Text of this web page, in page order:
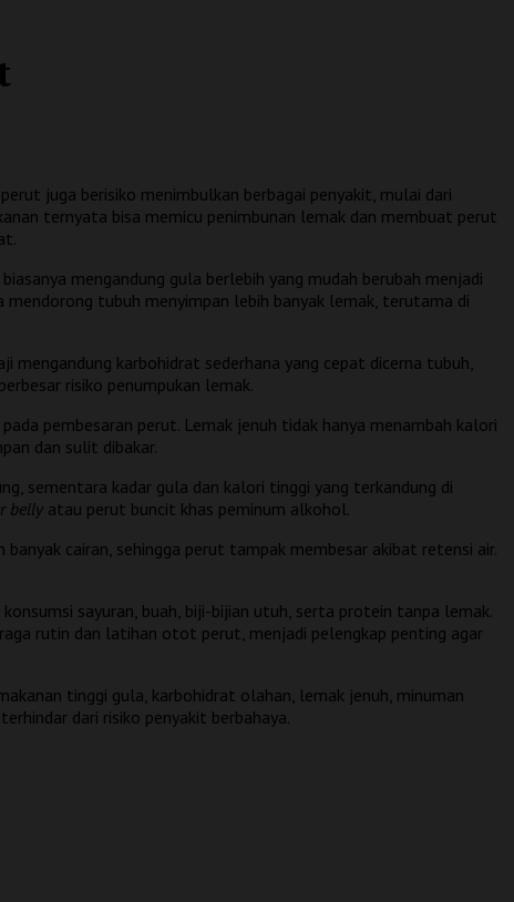
juga berisiko menimbulkan berbagai penyakit, mulai dari
ternyata bisa memicu penimbunan lemak dan membuat perut
mengandung gula berlebih yang mudah berubah menjadi
mendorong tubuh menyimpan lebih banyak lemak, terutama di
karbohidrat sederhana yang cepat dicerna tubuh,
risiko penumpukan lemak.
pembesaran perut. Lemak jenuh tidak hanya menambah kalori
dan sulit dibakar.
sementara kadar gula dan kalori tinggi yang terkandung di
belly atau perut buncit khas peminum alkohol.
cairan, sehingga perut tampak membesar akibat retensi air.
sayuran, buah, biji-bijian utuh, serta protein tanpa lemak.
rutin dan latihan otot perut, menjadi pelengkap penting agar
tinggi gula, karbohidrat olahan, lemak jenuh, minuman
dari risiko penyakit berbahaya.